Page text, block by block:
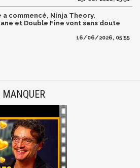
a commencé, Ninja Theory,
et Double Fine vont sans doute
16/06/2026, 05:55